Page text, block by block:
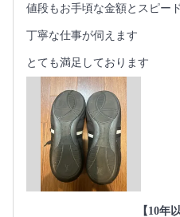
値段もお手頃な金額とスピー
丁寧な仕事が伺えます
とても満足しております
【10年